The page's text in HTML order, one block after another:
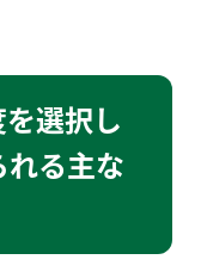
選択し
る主な